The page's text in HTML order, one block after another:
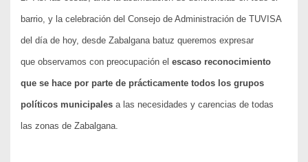
barrio, y la celebración del Consejo de Administración de TUVISA
del día de hoy, desde Zabalgana batuz queremos expresar
que observamos con preocupación el escaso reconocimiento
que se hace por parte de prácticamente todos los grupos
políticos municipales a las necesidades y carencias de todas
las zonas de Zabalgana.